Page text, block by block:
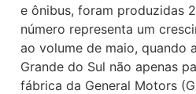
e ônibus, foram produzidas
número representa um
ao volume de maio, quando
Grande do Sul não apenas
fábrica da General Motors